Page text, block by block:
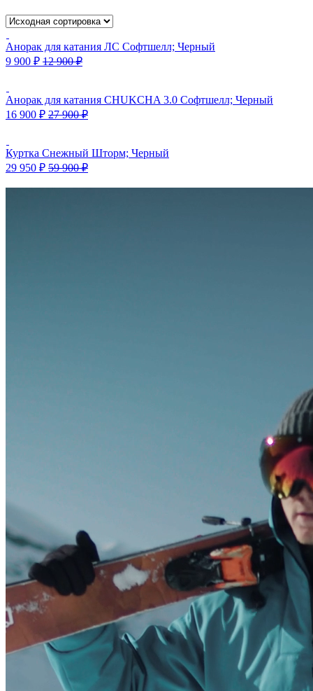
Анорак для катания ЛС Софтшелл; Черный
9 900 ₽ 12 900₽
Анорак для катания CHUKCHA 3.0 Софтшелл; Черный
16 900 ₽ 27 900₽
Куртка Снежный Шторм; Черный
29 950 ₽ 59 900₽